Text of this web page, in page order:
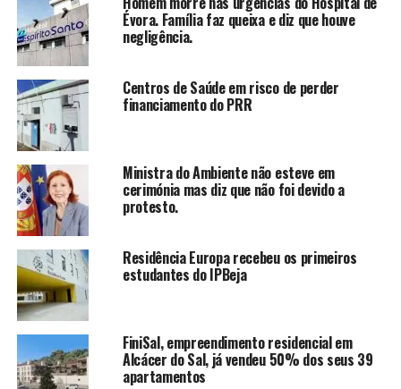
Évora. Família faz queixa e diz que houve
negligência.
Centros de Saúde em risco de perder
financiamento do PRR
Ministra do Ambiente não esteve em
cerimónia mas diz que não foi devido a
protesto.
Residência Europa recebeu os primeiros
estudantes do IPBeja
FiniSal, empreendimento residencial em
Alcácer do Sal, já vendeu 50% dos seus 39
apartamentos